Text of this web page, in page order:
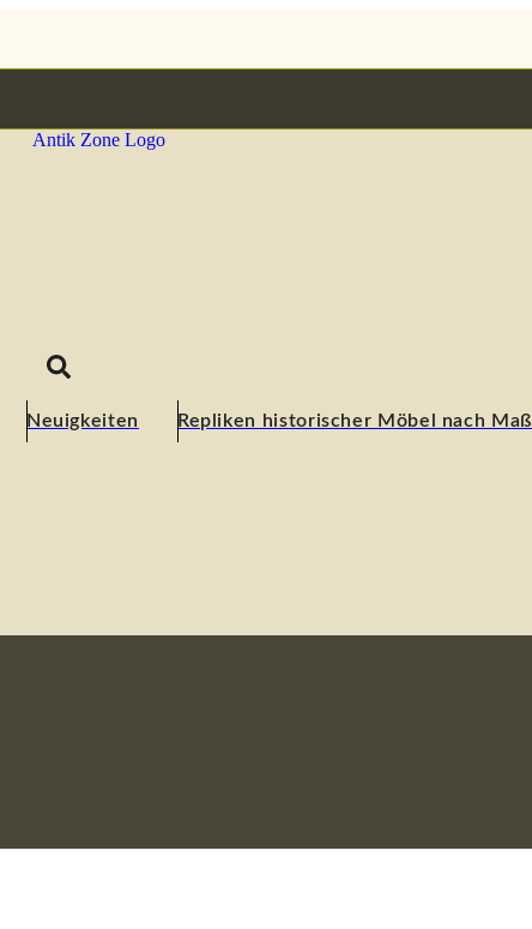
Neuigkeiten Repliken historischer Möbel nach Maß